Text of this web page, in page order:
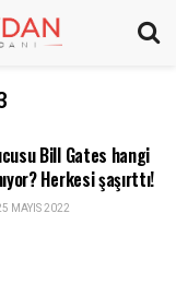
Bill Gates hangi
Herkesi şaşırttı!
MAYIS 2022